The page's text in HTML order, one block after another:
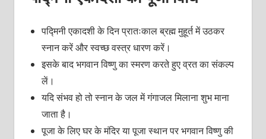
पद्मिनी एकादशी के दिन प्रातःकाल ब्रह्म मुहूर्त में उठकर
स्नान करें और स्वच्छ वस्त्र धारण करें।
इसके बाद भगवान विष्णु का स्मरण करते हुए व्रत का संकल्प
लें।
यदि संभव हो तो स्नान के जल में गंगाजल मिलाना शुभ माना
जाता है।
पूजा के लिए घर के मंदिर या पूजा स्थान पर भगवान विष्णु की